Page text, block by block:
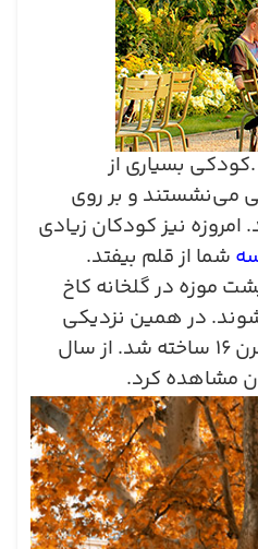
بسیاری از
می‌نشستند و بر روی
نیز کودکان زیادی
شما از قلم بیفتد.
موزه در گلخانه کاخ
در همین نزدیکی
۱۶ ساخته شد. از سال
مشاهده کرد.